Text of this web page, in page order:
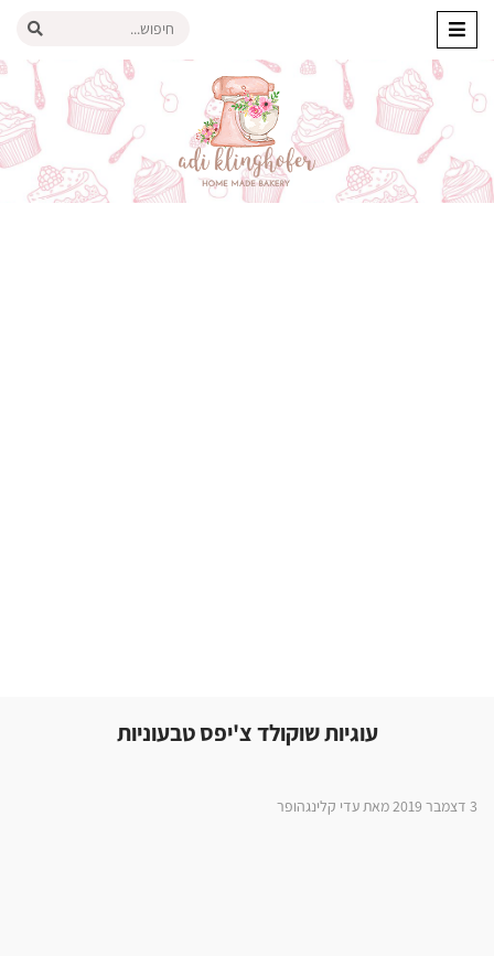
עוגיות שוקולד צ'יפס טבעוניות
3 דצמבר 2019 מאת עדי קלינגהופר